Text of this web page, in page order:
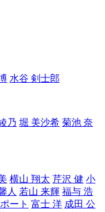
水谷 剣士郎
乃 堀 美沙希 菊池 奈
横山 翔太 芹沢 健 小
人 若山 来輝 福与 浩
ート 富士 洋 成田 公